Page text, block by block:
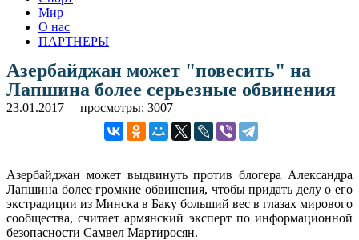
Мир
О нас
ПАРТНЕРЫ
Азербайджан может "повесить" на
Лапшина более серьезные обвинения
23.01.2017 просмотры: 3007
Азербайджан может выдвинуть против блогера Александра
Лапшина более громкие обвинения, чтобы придать делу о его
экстрадиции из Минска в Баку больший вес в глазах мирового
сообщества, считает армянский эксперт по информационной
безопасности Самвел Мартиросян.